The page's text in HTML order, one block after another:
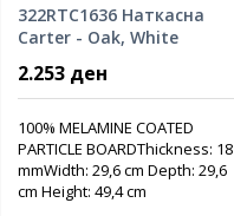
322RTC1636 Наткасна
Carter - Oak, White
2.253 ден
100% MELAMINE COATED
PARTICLE BOARDThickness: 18
mmWidth: 29,6 cm Depth: 29,6
cm Height: 49,4 cm